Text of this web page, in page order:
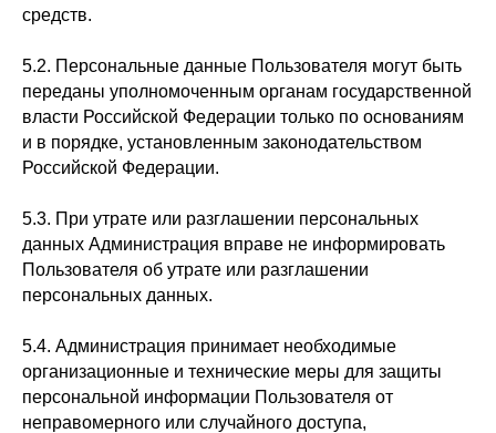
средств.
5.2. Персональные данные Пользователя могут быть
переданы уполномоченным органам государственной
власти Российской Федерации только по основаниям
и в порядке, установленным законодательством
Российской Федерации.
5.3. При утрате или разглашении персональных
данных Администрация вправе не информировать
Пользователя об утрате или разглашении
персональных данных.
5.4. Администрация принимает необходимые
организационные и технические меры для защиты
персональной информации Пользователя от
неправомерного или случайного доступа,